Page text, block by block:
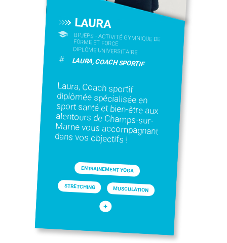
LAURA
BPJEPS - ACTIVITÉ GYMNIQUE DE
FORME ET FORCE
DIPLÔME UNIVERSITAIRE
# LAURA, COACH SPORTIF
Laura, Coach sportif
diplômée spécialisée en
sport santé et bien-être aux
alentours de Champs-sur-
Marne vous accompagnant
dans vos objectifs !
ENTRAINEMENT YOGA
STRETCHING MUSCULATION
+